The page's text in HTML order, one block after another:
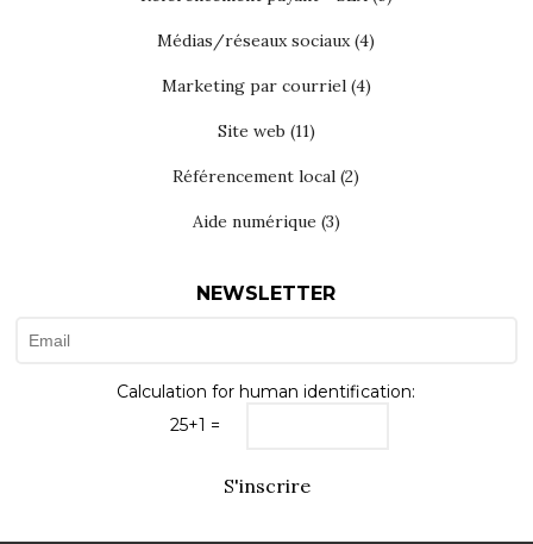
Médias/réseaux sociaux(4)
Marketing par courriel (4)
Site web (11)
Référencement local(2)
Aide numérique (3)
NEWSLETTER
Calculation for human identification:
25+1 =
S'inscrire